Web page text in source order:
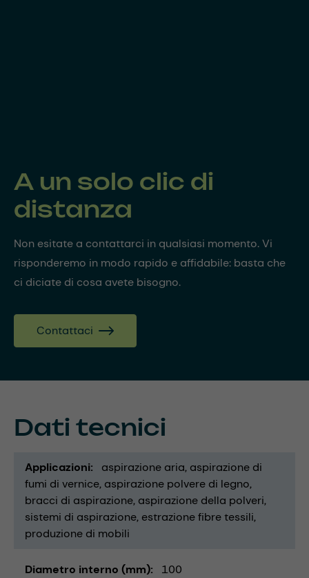
A un solo clic di
distanza
Non esitate a contattarci in qualsiasi momento. Vi
risponderemo in modo rapido e affidabile: basta che
ci diciate di cosa avete bisogno.
Contattaci
Dati tecnici
Applicazioni aspirazione aria aspirazione di
fumi di vernice aspirazione polvere di legno
bracci di aspirazione aspirazione della polveri
sistemi di aspirazione estrazione fibre tessili
produzione di mobili
Diametro interno (mm) 100